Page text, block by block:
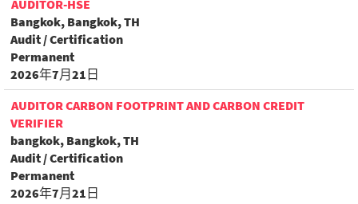
AUDITOR-HSE
Bangkok, Bangkok, TH
Audit / Certification
Permanent
2026年7月21日
AUDITOR CARBON FOOTPRINT AND CARBON CREDIT
VERIFIER
bangkok, Bangkok, TH
Audit / Certification
Permanent
2026年7月21日